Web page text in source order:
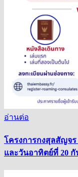
อ่านต่อ
โครงการกงสุลสัญจร
และวันอาทิตย์ที่ 20 กั